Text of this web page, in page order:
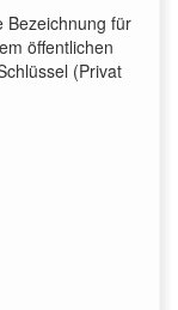
Bezeichnung für
öffentlichen
(Privat